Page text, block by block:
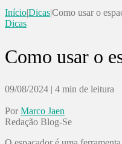
Início|Dicas|Como usar o
Dicas
Como usar o
09/08/2024 | 4 min de leitura
PorMarco Jaen
Redação Blog-Se